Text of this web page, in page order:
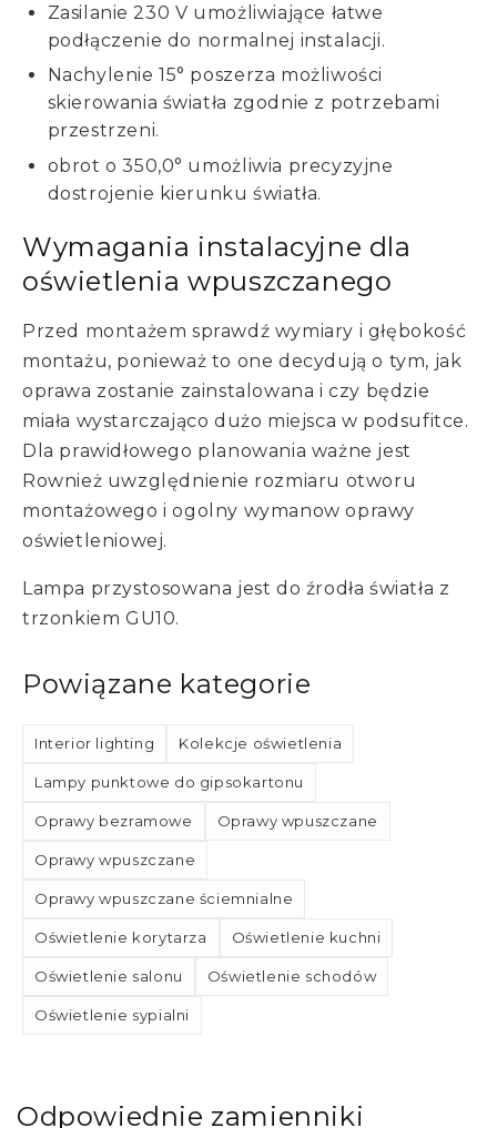
Zasilanie 230 V umożliwiające łatwe
podłączenie do normalnej instalacji.
Nachylenie 15° poszerza możliwości
skierowania światła zgodnie z potrzebami
przestrzeni.
obrot o 350,0° umożliwia precyzyjne
dostrojenie kierunku światła.
Wymagania instalacyjne dla
oświetlenia wpuszczanego
Przed montażem sprawdź wymiary i głębokość
montażu, ponieważ to one decydują o tym, jak
oprawa zostanie zainstalowana i czy będzie
miała wystarczająco dużo miejsca w podsufitce.
Dla prawidłowego planowania ważne jest
Rownież uwzględnienie rozmiaru otworu
montażowego i ogolny wymanow oprawy
oświetleniowej.
Lampa przystosowana jest do źrodła światła z
trzonkiem GU10.
Powiązane kategorie
Interior lighting Kolekcje oświetlenia
Lampy punktowe do gipsokartonu
Oprawy bezramowe Oprawy wpuszczane
Oprawy wpuszczane
Oprawy wpuszczane ściemnialne
Oświetlenie korytarza Oświetlenie kuchni
Oświetlenie salonu Oświetlenie schodów
Oświetlenie sypialni
Odpowiednie zamienniki